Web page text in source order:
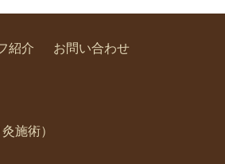
紹介 お問い合わせ
施術）